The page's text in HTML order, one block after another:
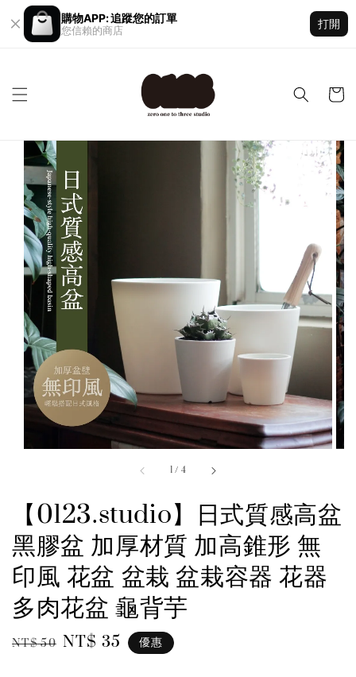
購物APP: 追蹤您的訂單
您信賴的商店
打開
1 / 4
【0123.studio】日式質感高盆
黑膠盆 加厚材質 加高錐形 無
印風 花盆 盆栽 盆栽容器 花器
多肉花盆 龜背芋
Regular
NT$ 50 Sale
NT$ 35 優惠